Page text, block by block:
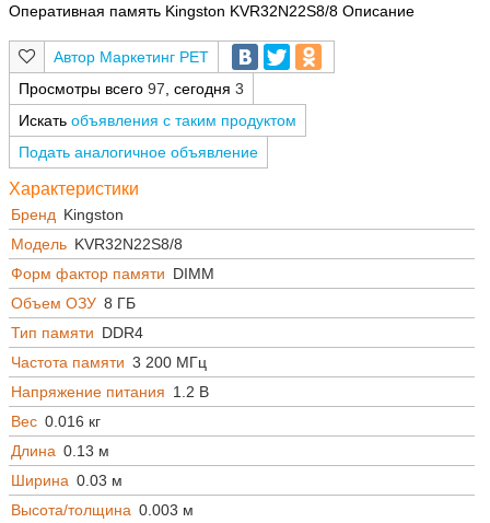
Оперативная память Kingston KVR32N22S8/8 Описание
Маркетинг РЕТ
Просмотры всего 97 , сегодня 3
Искать объявления с таким продуктом
Подать аналогичное объявление
Характеристики
Бренд Kingston
Модель KVR32N22S8/8
Форм фактор памяти DIMM
Объем ОЗУ 8 ГБ
Тип памяти DDR4
Частота памяти 3 200 МГц
Напряжение питания 1.2 В
Вес 0.016 кг
Длина 0.13 м
Ширина 0.03 м
Высота/толщина 0.003 м